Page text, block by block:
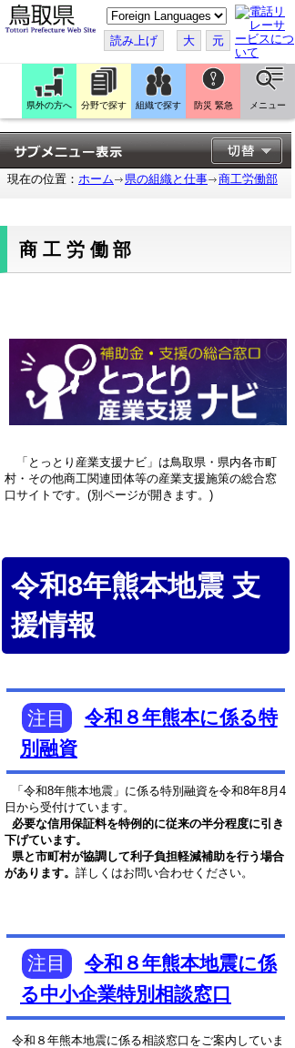
こ
の
ペ
ー
ジ
を
翻
訳
す
る
読み上げ 大 元
県外の方へ 分野で探す 組織で探す 防災 緊急 メニュー
現在の位置： ホーム 県の組織と仕事 商工労働部
商工労働部
「とっとり産業支援ナビ」は鳥取県・県内各市町
村・その他商工関連団体等の産業支援施策の総合窓
口サイトです。(別ページが開きます。)
令和8年熊本地震 支
援情報
注目
令和８年熊本に係る特
別融資
「令和8年熊本地震」に係る特別融資を令和8年8月4
日から受付けています。
必要な信用保証料を特例的に従来の半分程度に引き
下げています。
県と市町村が協調して利子負担軽減補助を行う場合
があります。 詳しくはお問い合わせください。
注目
令和８年熊本地震に係
る中小企業特別相談窓口
令和８年熊本地震に係る相談窓口をご案内していま